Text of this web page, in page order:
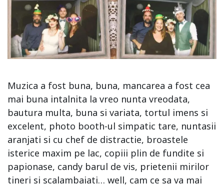
Muzica a fost buna, buna, mancarea a fost cea
mai buna intalnita la vreo nunta vreodata,
bautura multa, buna si variata, tortul imens si
excelent, photo booth-ul simpatic tare, nuntasii
aranjati si cu chef de distractie, broastele
isterice maxim pe lac, copiii plin de fundite si
papionase, candy barul de vis, prietenii mirilor
tineri si scalambaiati… well, cam ce sa va mai